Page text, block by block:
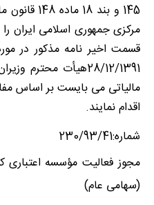
145 و بند 18 ماده 148
قانون
مرکزی جمهوری اسلامی ایران
28/12/1391هیأت
اقدام نمایند.
شماره:230/93/41
مجوز فعالیت مؤسسه اعتباری
(سهامی عام)